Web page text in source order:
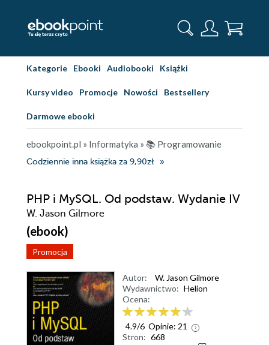
Kategorie Ebooki Audiobooki Książki
Kursy video Promocje Nowości Bestsellery
Darmowe ebooki
ebookpoint.pl » Informatyka » 📚 Programowanie
Codziennie inna książka za 9,90zł
PHP i MySQL. Od podstaw. Wydanie IV
W. Jason Gilmore
(ebook)
Promocja
Autor:
W. Jason Gilmore
Wydawnictwo: Helion
Ocena:
4.9/6 Opinie: 21
Stron: 668